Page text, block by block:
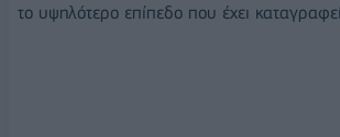
το υψηλότερο επίπεδο που έχει